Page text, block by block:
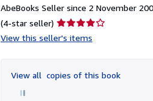
AbeBooks Seller since 2 November
(4-star seller) Seller
rating
of
5
View this seller's items
View all copies of this book